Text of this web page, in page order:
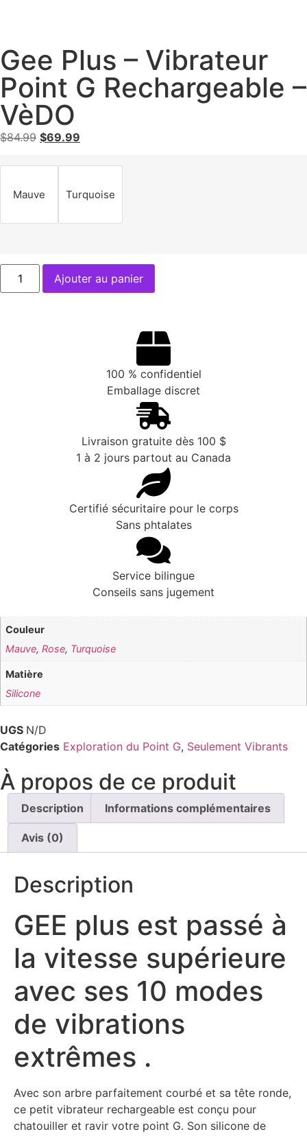
Gee Plus – Vibrateur
Point G Rechargeable –
VèDO
$84.99 $69.99
Mauve Turquoise
Ajouter au panier
100 % confidentiel
Emballage discret
Livraison gratuite dès 100 $
1 à 2 jours partout au Canada
Certifié sécuritaire pour le corps
Sans phtalates
Service bilingue
Conseils sans jugement
Couleur
Mauve,Rose, Turquoise
Matière
Silicone
UGS N/D
Catégories Exploration du Point G, Seulement Vibrants
À propos de ce produit
Description Informations complémentaires
Avis (0)
Description
GEE plus est passé à
la vitesse supérieure
avec ses 10 modes
de vibrations
extrêmes .
Avec son arbre parfaitement courbé et sa tête ronde,
ce petit vibrateur rechargeable est conçu pour
chatouiller et ravir votre point G. Son silicone de